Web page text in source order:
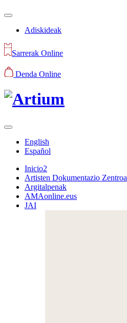
Adiskideak
Sarrerak Online
Denda Online
English
Español
Inicio2
Artisten Dokumentazio Zentroa
Argitalpenak
AMAonline.eus
JAI